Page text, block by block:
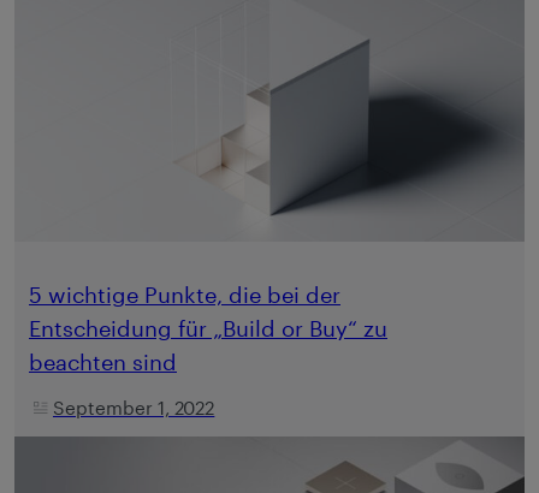
5 wichtige Punkte, die bei der
Entscheidung für „Build or Buy“ zu
beachten sind
September 1, 2022